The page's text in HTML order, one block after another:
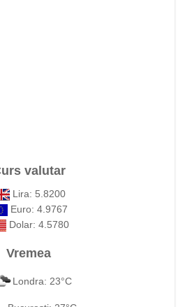
valutar
Lira: 5.8200
Euro: 4.9767
Dolar: 4.5780
Vremea
Londra: 23°C